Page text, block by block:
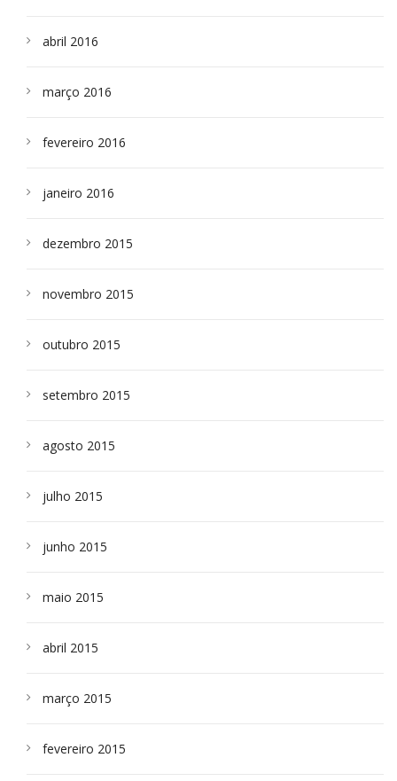
abril 2016
março 2016
fevereiro 2016
janeiro 2016
dezembro 2015
novembro 2015
outubro 2015
setembro 2015
agosto 2015
julho 2015
junho 2015
maio 2015
abril 2015
março 2015
fevereiro 2015